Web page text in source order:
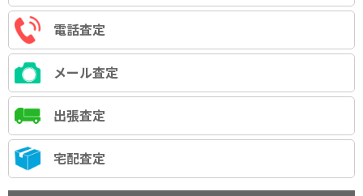
電話査定
メール査定
出張査定
宅配査定